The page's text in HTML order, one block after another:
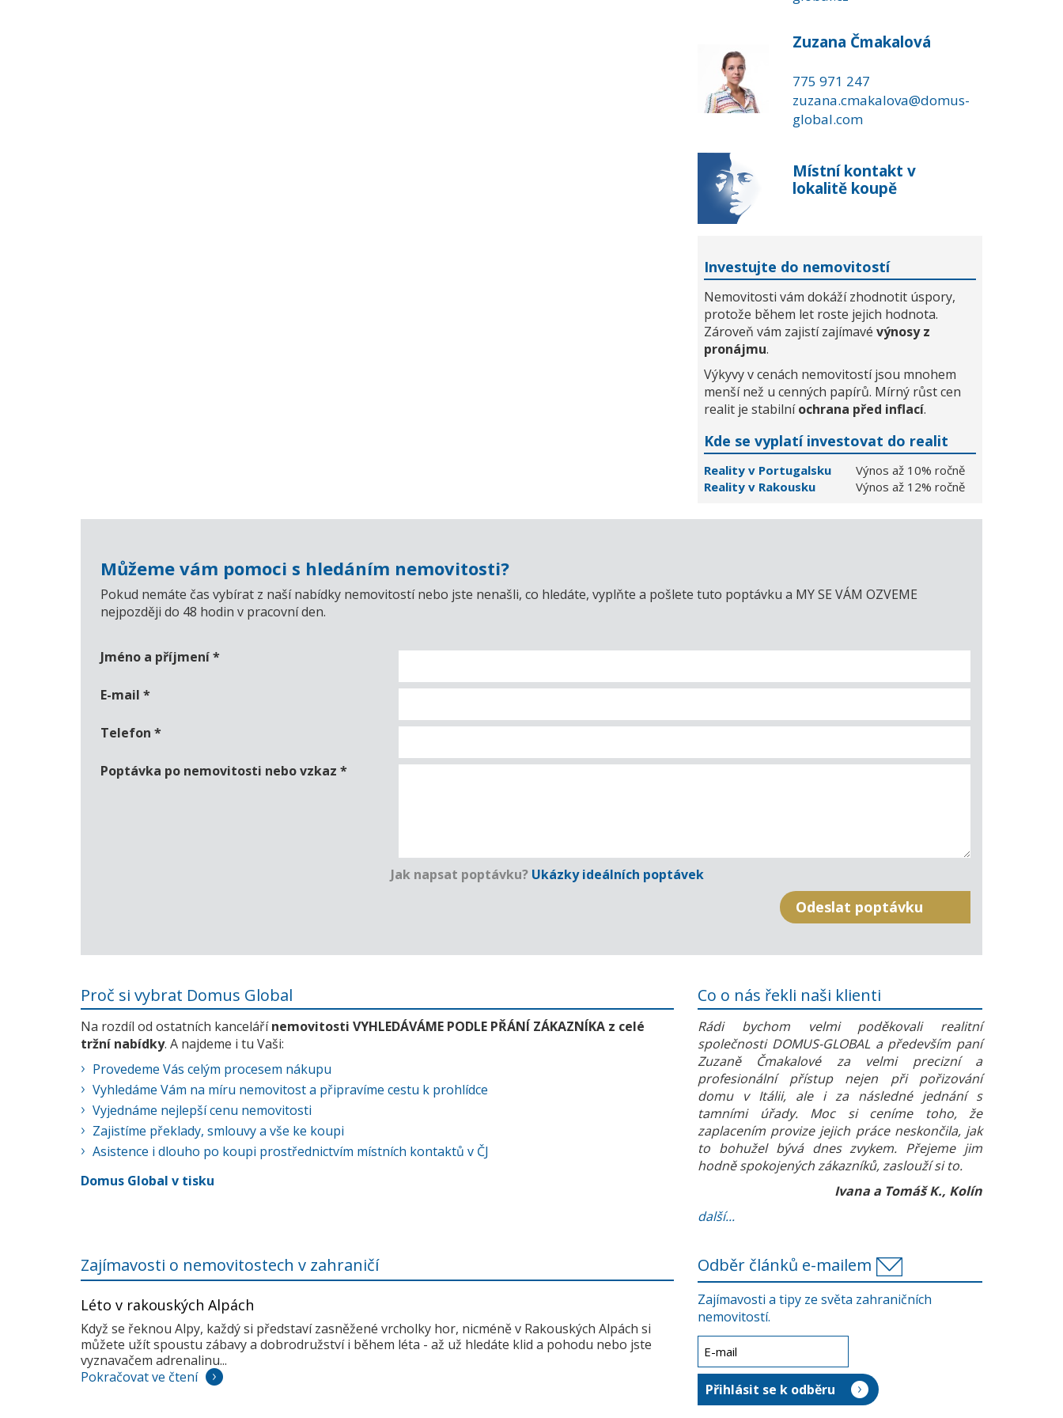
Zuzana Čmakalová
775 971 247
zuzana.cmakalova@domus-
global.com
Místní kontakt v
lokalitě koupě
Investujte do nemovitostí
Nemovitosti vám dokáží zhodnotit úspory,
protože během let roste jejich hodnota.
Zároveň vám zajistí zajímavé výnosy z
pronájmu.
Výkyvy v cenách nemovitostí jsou mnohem
menší než u cenných papírů. Mírný růst cen
realit je stabilníochrana před inflací.
Kde se vyplatí investovat do realit
Reality v Portugalsku
Výnos až 10% ročně
Reality v Rakousku
Výnos až 12% ročně
Můžeme vám pomoci s hledáním nemovitosti?
Pokud nemáte čas vybírat z naší nabídky nemovitostí nebo jste nenašli, co hledáte, vyplňte a pošlete tuto poptávku a MY SE VÁM OZVEME
nejpozději do 48 hodin v pracovní den.
Jméno a příjmení*
E-mail *
Telefon *
Poptávka po nemovitosti nebo vzkaz *
Jak napsat poptávku? Ukázky ideálních poptávek
Proč si vybrat Domus Global
Na rozdíl od ostatních kancelářínemovitosti VYHLEDÁVÁME PODLE PŘÁNÍ ZÁKAZNÍKA z celé
tržní nabídky. A najdeme i tu Vaši:
Provedeme Vás celým procesem nákupu
Vyhledáme Vám na míru nemovitost a připravíme cestu k prohlídce
Vyjednáme nejlepší cenu nemovitosti
Zajistíme překlady, smlouvy a vše ke koupi
Asistence i dlouho po koupi prostřednictvím místních kontaktů v ČJ
Domus Global v tisku
Co o nás řekli naši klienti
Rádi bychom velmi poděkovali realitní
společnosti DOMUS-GLOBAL a především paní
Zuzaně Čmakalové za velmi precizní a
profesionální přístup nejen při pořizování
domu v Itálii, ale i za následné jednání s
tamními úřady. Moc si ceníme toho, že
zaplacením provize jejich práce neskončila, jak
to bohužel bývá dnes zvykem. Přejeme jim
hodně spokojených zákazníků, zaslouží si to.
Ivana a Tomáš K., Kolín
další...
Zajímavosti o nemovitostech v zahraničí
Léto v rakouských Alpách
Když se řeknou Alpy, každý si představí zasněžené vrcholky hor, nicméně v Rakouských Alpách si
můžete užít spoustu zábavy a dobrodružství i během léta - až už hledáte klid a pohodu nebo jste
vyznavačem adrenalinu...
Pokračovat ve čtení
Odběr článků e-mailem
Zajímavosti a tipy ze světa zahraničních
nemovitostí.